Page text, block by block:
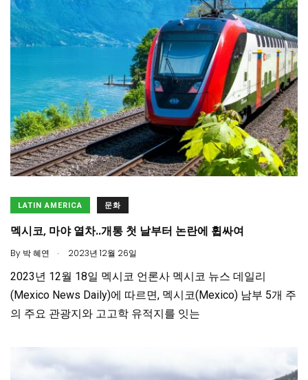
LATIN AMERICA 문화
멕시코, 마야 열차..개통 첫 날부터 논란에 휩싸여
By 박 혜연 . 2023년 12월 26일
2023년 12월 18일 멕시코 언론사 멕시코 뉴스 데일리
(Mexico News Daily)에 따르면, 멕시코(Mexico) 남부 5개 주
의 주요 관광지와 고고학 유적지를 잇는